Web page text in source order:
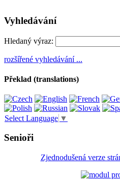
Vyhledávání
Hledaný výraz:
rozšířené vyhledávání ...
Překlad (translations)
Select Language ▼
Senioři
Zjednodušená verze